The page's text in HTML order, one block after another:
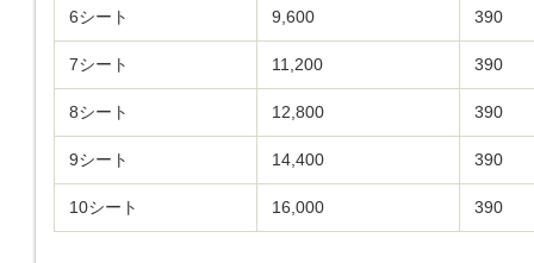
6シート 9,600 390
7シート 11,200 390
8シート 12,800 390
9シート 14,400 390
10シート 16,000 390